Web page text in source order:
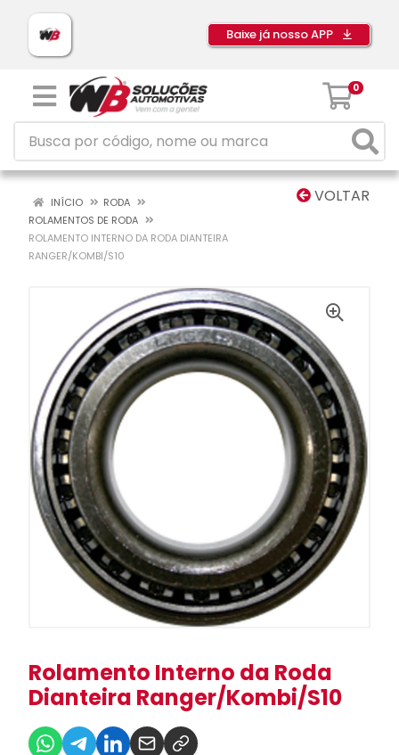
Baixe já nosso APP
0
VOLTAR
INÍCIO
RODA
ROLAMENTOS DE RODA
ROLAMENTO INTERNO DA RODA DIANTEIRA
RANGER/KOMBI/S10
Rolamento Interno da Roda
Dianteira Ranger/Kombi/S10